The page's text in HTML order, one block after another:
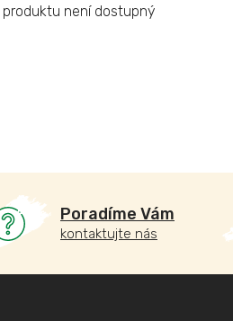
Poradíme Vám
kontaktujte nás
produktu není dostupný